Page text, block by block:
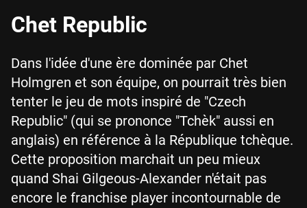
Chet Republic
Dans l'idée d'une ère dominée par Chet
Holmgren et son équipe, on pourrait très bien
tenter le jeu de mots inspiré de "Czech
Republic" (qui se prononce "Tchèk" aussi en
anglais) en référence à la République tchèque.
Cette proposition marchait un peu mieux
quand Shai Gilgeous-Alexander n'était pas
encore le franchise player incontournable de